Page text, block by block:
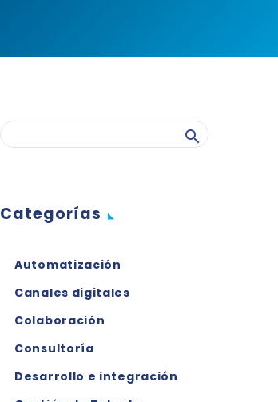
Categorías
Automatización
Canales digitales
Colaboración
Consultoría
Desarrollo e integración